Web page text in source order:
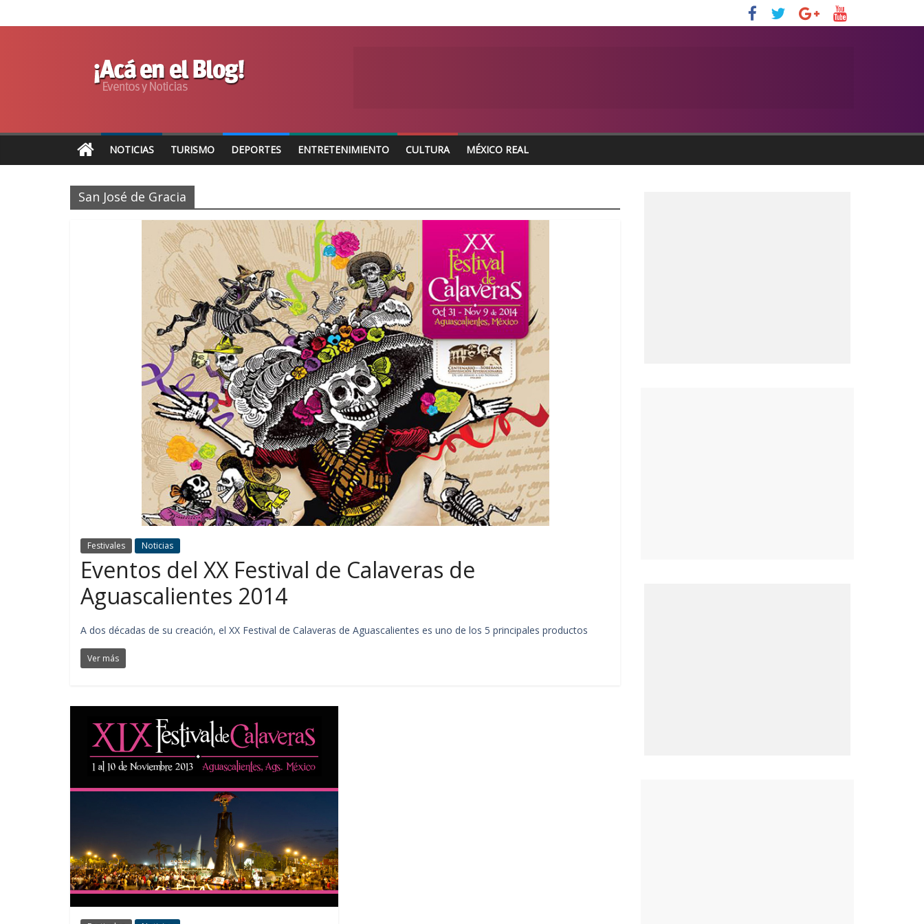
NOTICIAS TURISMO DEPORTES ENTRETENIMIENTO CULTURA MÉXICO REAL
San José de Gracia
Festivales Noticias
Eventos del XX Festival de Calaveras de
Aguascalientes 2014
A dos décadas de su creación, el XX Festival de Calaveras de Aguascalientes es uno de los 5 principales productos
Ver más